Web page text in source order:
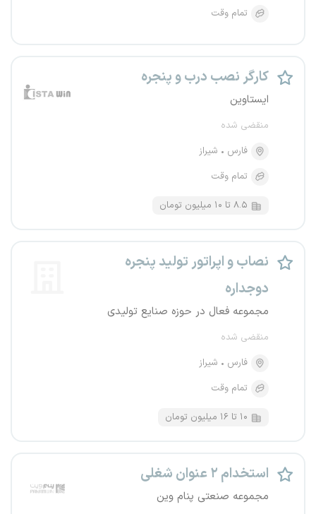
تمام وقت
کارگر نصب درب و پنجره
ایستاوین
منقضی شده
فارس
شیراز
تمام وقت
۸.۵ تا ۱۰ میلیون تومان
نصاب و اپراتور تولید پنجره
دوجداره
مجموعه فعال در حوزه صنایع تولیدی
منقضی شده
فارس
شیراز
تمام وقت
۱۰ تا ۱۶ میلیون تومان
استخدام ۲ عنوان شغلی
مجموعه صنعتی پنام وین